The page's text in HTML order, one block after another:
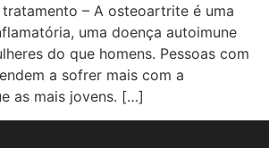
– A osteoartrite é uma
uma doença autoimune
do que homens. Pessoas com
a sofrer mais com a
as mais jovens. […]